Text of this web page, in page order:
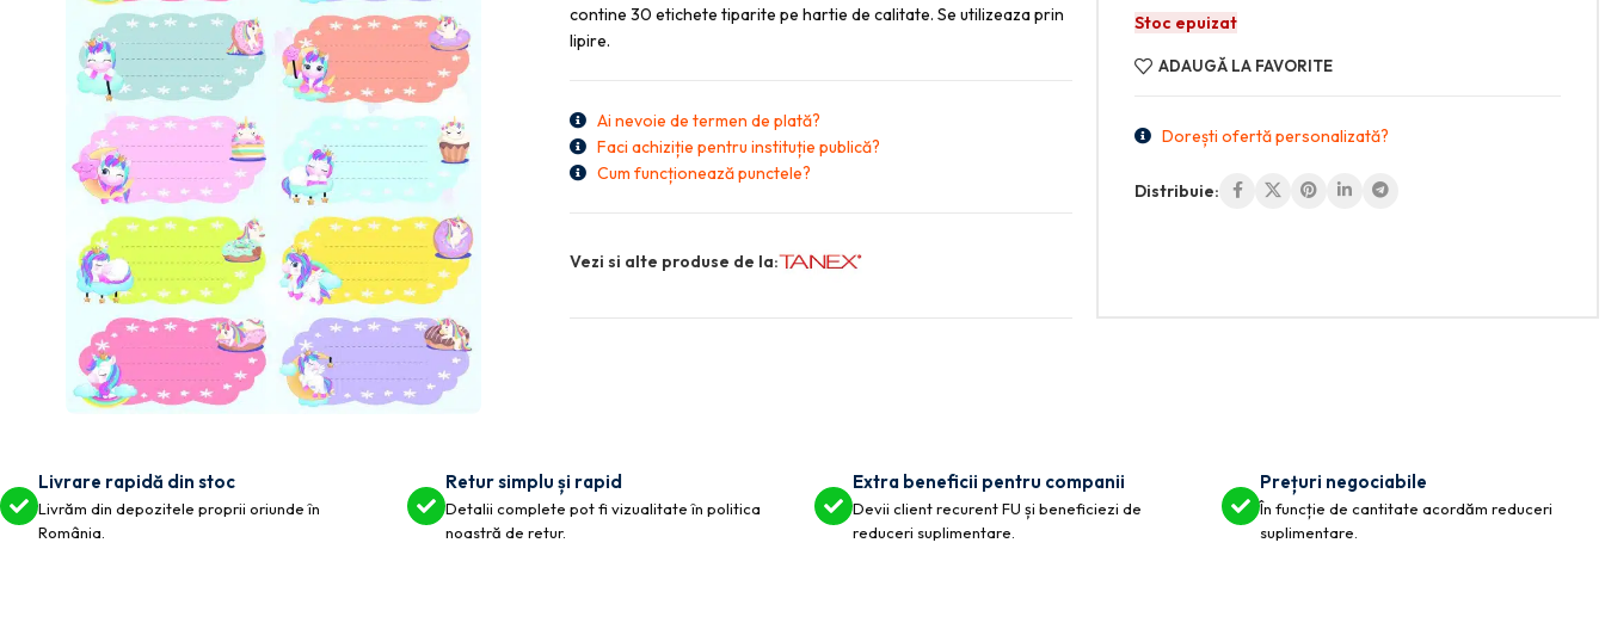
contine 30 etichete tiparite pe hartie de calitate. Se utilizeaza prin
lipire.
Ai nevoie de termen de plată?
Faci achiziție pentru instituție publică?
Cum funcționează punctele?
Vezi si alte produse de la:
Stoc epuizat
ADAUGĂ LA FAVORITE
Dorești ofertă personalizată?
Distribuie:
Livrare rapidă din stoc
Livrăm din depozitele proprii oriunde în
România.
Retur simplu și rapid
Detalii complete pot fi vizualitate în politica
noastră de retur.
Extra beneficii pentru companii
Devii client recurent FU și beneficiezi de
reduceri suplimentare.
Prețuri negociabile
În funcție de cantitate acordăm reduceri
suplimentare.